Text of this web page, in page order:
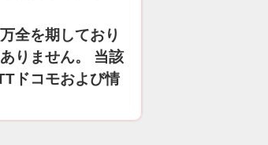
全を期しており
りません。 当該
ドコモおよび情